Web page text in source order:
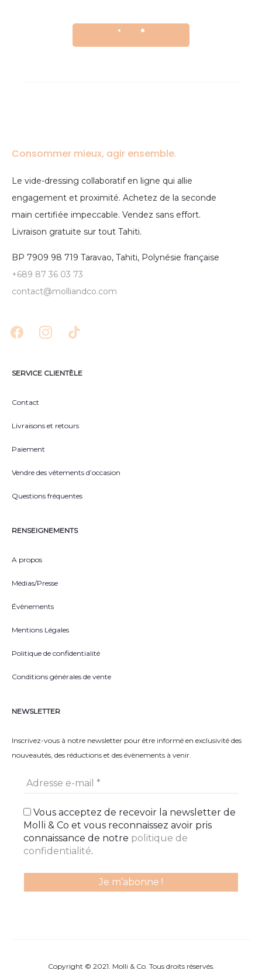
Consommer mieux, agir ensemble.
Le vide-dressing collaboratif en ligne qui allie
engagement et proximité. Achetez de la seconde
main certifiée impeccable. Vendez sans effort.
Livraison gratuite sur tout Tahiti.
BP 7909 98 719 Taravao, Tahiti, Polynésie française
+689 87 36 03 73
contact@molliandco.com
SERVICE CLIENTÈLE
Contact
Livraisons et retours
Paiement
Vendre des vêtements d’occasion
Questions fréquentes
RENSEIGNEMENTS
A propos
Médias/Presse
Évènements
Mentions Légales
Politique de confidentialité
Conditions générales de vente
NEWSLETTER
Inscrivez-vous à notre newsletter pour être informé en exclusivité des
nouveautés, des réductions et des évènements à venir.
Vous acceptez de recevoir la newsletter de
Molli & Co et vous reconnaissez avoir pris
connaissance de notre politique de
confidentialité.
Copyright © 2021. Molli & Co. Tous droits réservés.